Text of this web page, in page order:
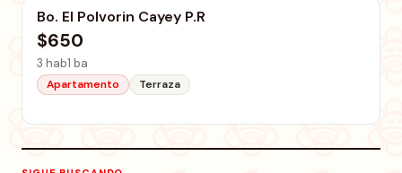
Bo. El Polvorin Cayey P.R
$650
3 hab1 ba
Apartamento Terraza